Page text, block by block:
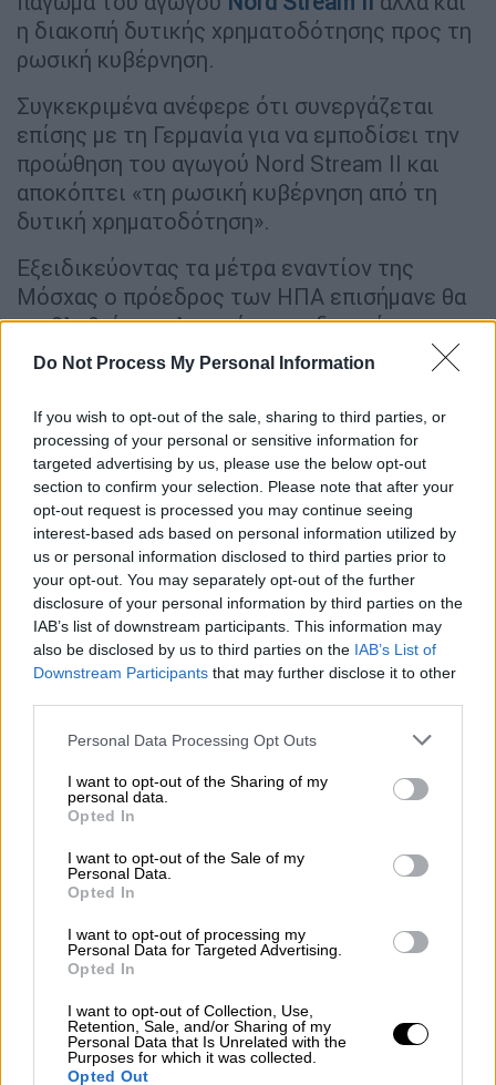
Do Not Process My Personal Information
If you wish to opt-out of the sale, sharing to third parties, or
processing of your personal or sensitive information for
targeted advertising by us, please use the below opt-out
section to confirm your selection. Please note that after your
opt-out request is processed you may continue seeing
interest-based ads based on personal information utilized by
us or personal information disclosed to third parties prior to
your opt-out. You may separately opt-out of the further
disclosure of your personal information by third parties on the
IAB’s list of downstream participants. This information may
also be disclosed by us to third parties on the IAB’s List of
Downstream Participants that may further disclose it to other
Please note that this website/app uses one or more Google
not limited to your visit or usage behaviour. You may click to
grant or deny consent to Google and its third-party tags to
use your data for below specified purposes in below Google
consent section.
Personal Data Processing Opt Outs
I want to opt-out of the Sharing of my
personal data.
Opted In
I want to opt-out of the Sale of my
Personal Data.
Opted In
I want to opt-out of processing my
Personal Data for Targeted Advertising.
Opted In
I want to opt-out of Collection, Use,
Retention, Sale, and/or Sharing of my
Personal Data that Is Unrelated with the
Purposes for which it was collected.
Opted Out
η διακοπή δυτικής χρηματοδότησης προς τη
ρωσική κυβέρνηση.
Συγκεκριμένα ανέφερε ότι συνεργάζεται
επίσης με τη Γερμανία για να εμποδίσει την
προώθηση του αγωγού Nord Stream ΙΙ και
αποκόπτει «τη ρωσική κυβέρνηση από τη
δυτική χρηματοδότηση».
Εξειδικεύοντας τα μέτρα εναντίον της
Μόσχας ο πρόεδρος των ΗΠΑ επισήμανε θα
επιβληθεί αποκλεισμός στις δυτικές
τράπεζες για δανεισμό της Ρωσίας προς
κυρώσεις σε δύο τράπεζες τηVEB και τη
Russian Military Banki, καθώς και
οικονομικός αποκλεισμός στο εμπόριο
προϊόντων που σχετίζονται με την
προμήθεια της βιομηχανίας τεχνολογίας και
όχι μόνο.
Όπως ανέφερε χαρακτηριστικά ο κ.
Μπάιντεν, «είμαστε έτοιμοι απέναντι στη
ρωσική επιθετικότητα» ενώ επιτέθηκε
προσωπικά και στον ρώσο πρόεδρο
κατάσταση και την αναδρομή των
τελευταίων 100 χρόνων.
Θα υπερασπιστούμε κάθε πόντο
ΝΑΤΟϊκού εδάφους
Ο πρόεδρος των ΗΠΑ Τζο Μπάιντεν
ανακοίνωσε την επιβολή κυρώσεων στη
«ρωσική ελίτ» και σε δύο ρωσικές τράπεζες,
κατάσταση στην Ουκρανία στον Ρώσο
ομόλογό του Βλαντίμιρ Πούτιν.